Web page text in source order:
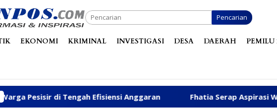
Pencarian
EKONOMI KRIMINAL INVESTIGASI DESA DAERAH PEMILU
Anggaran Fhatia Serap Aspirasi Warga hingga Bantu